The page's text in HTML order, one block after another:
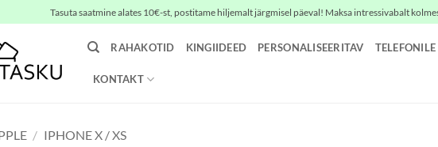
Tasuta saatmine alates 10€-st, postitame hiljemalt järgmisel päeval! Maksa intressivabalt
RAHAKOTID KINGIIDEED PERSONALISEERITAV TELEFONILE
KONTAKT
/ IPHONE X / XS